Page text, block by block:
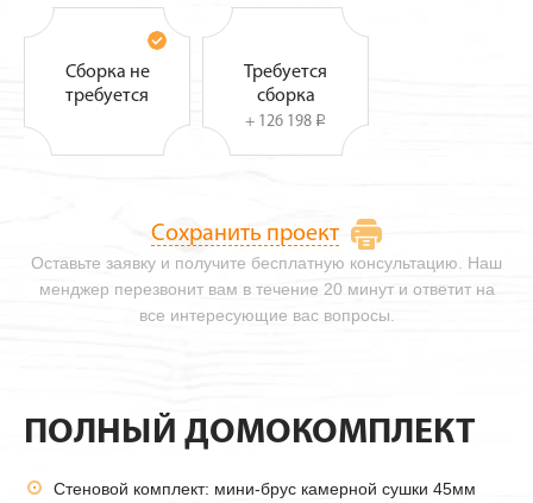
Сборка не
требуется
Требуется
сборка
+ 126 198 i
Оставьте заявку и получите бесплатную консультацию. Наш
менджер перезвонит вам в течение 20 минут и ответит на
все интересующие вас вопросы.
Сохранить проект
ПОЛНЫЙ ДОМОКОМПЛЕКТ
Стеновой комплект: мини-брус камерной сушки 45мм